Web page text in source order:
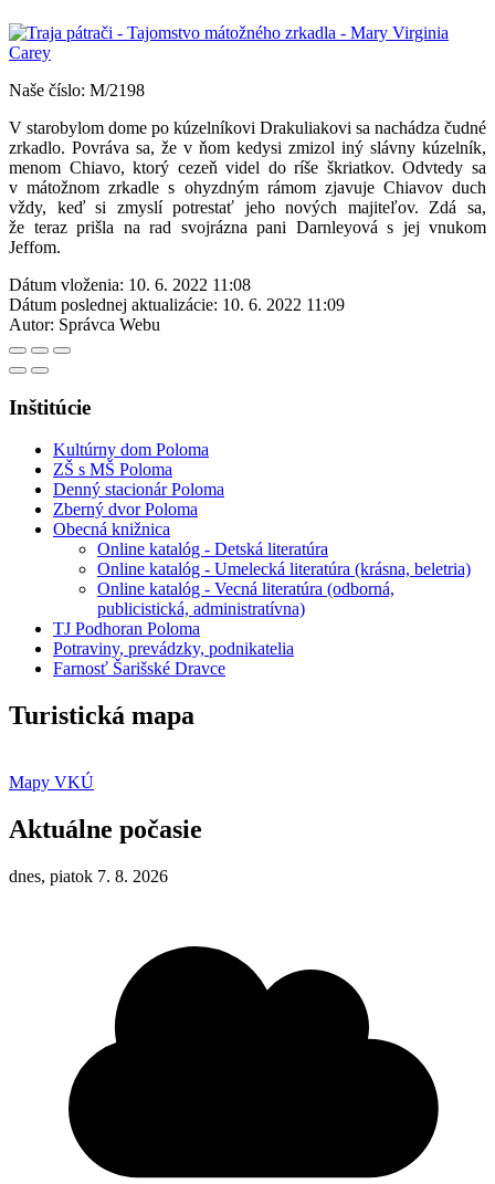
Naše číslo: M/2198
V starobylom dome po kúzelníkovi Drakuliakovi sa nachádza čudné
zrkadlo. Povráva sa, že v ňom kedysi zmizol iný slávny kúzelník,
menom Chiavo, ktorý cezeň videl do ríše škriatkov. Odvtedy sa
v mátožnom zrkadle s ohyzdným rámom zjavuje Chiavov duch
vždy, keď si zmyslí potrestať jeho nových majiteľov. Zdá sa,
že teraz prišla na rad svojrázna pani Darnleyová s jej vnukom
Jeffom.
Dátum vloženia: 10. 6. 2022 11:08
Dátum poslednej aktualizácie: 10. 6. 2022 11:09
Autor: Správca Webu
Inštitúcie
Kultúrny dom Poloma
ZŠ s MŠ Poloma
Denný stacionár Poloma
Zberný dvor Poloma
Obecná knižnica
Online katalóg - Detská literatúra
Online katalóg - Umelecká literatúra (krásna, beletria)
Online katalóg - Vecná literatúra (odborná,
publicistická, administratívna)
TJ Podhoran Poloma
Potraviny, prevádzky, podnikatelia
Farnosť Šarišské Dravce
Turistická mapa
Mapy VKÚ
Aktuálne počasie
dnes, piatok 7. 8. 2026